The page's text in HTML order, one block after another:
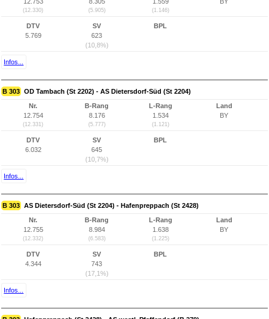
(12.330) (5.905) (1.146)
DTV
5.769
SV
623
(10,8%)
BPL
Infos...
B 303 OD Tambach (St 2202) - AS Dietersdorf-Süd (St 2204)
Nr.
12.754
(12.331)
B-Rang
8.176
(5.777)
L-Rang
1.534
(1.121)
Land
BY
DTV
6.032
SV
645
(10,7%)
BPL
Infos...
B 303 AS Dietersdorf-Süd (St 2204) - Hafenpreppach (St 2428)
Nr.
12.755
(12.332)
B-Rang
8.984
(6.583)
L-Rang
1.638
(1.225)
Land
BY
DTV
4.344
SV
743
(17,1%)
BPL
Infos...